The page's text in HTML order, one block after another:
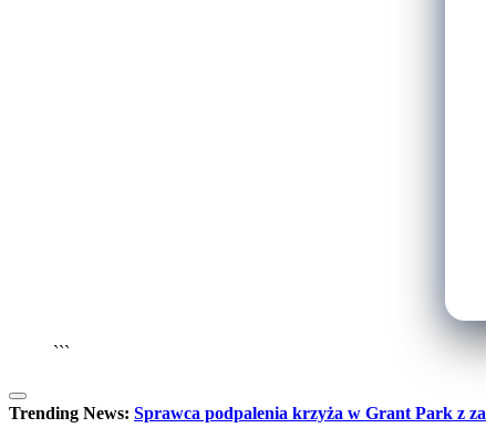
```
Trending News: Sprawca podpalenia krzyża w Grant Park z